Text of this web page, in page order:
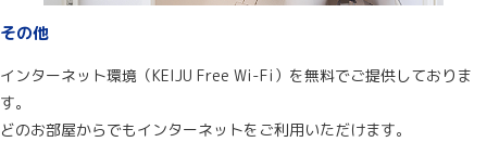
その他
インターネット環境（KEIJU Free Wi-Fi）を無料でご提供しておりま
す。
どのお部屋からでもインターネットをご利用いただけます。